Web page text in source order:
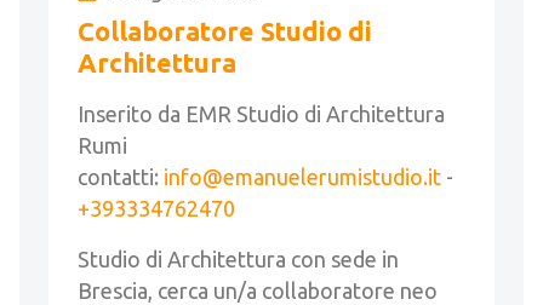
Collaboratore Studio di
Architettura
Inserito da EMR Studio di Architettura
Rumi
contatti: info@emanuelerumistudio.it -
+393334762470
Studio di Architettura con sede in
Brescia, cerca un/a collaboratore neo